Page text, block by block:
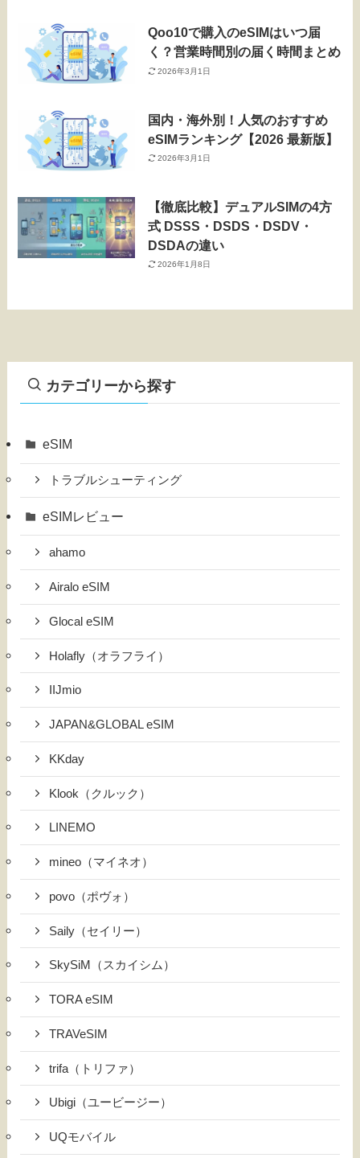
Qoo10で購入のeSIMはいつ届
く？営業時間別の届く時間まとめ
2026年3月1日
国内・海外別！人気のおすすめ
eSIMランキング【2026 最新版】
2026年3月1日
【徹底比較】デュアルSIMの4方
式 DSSS・DSDS・DSDV・
DSDAの違い
2026年1月8日
カテゴリーから探す
eSIM
トラブルシューティング
eSIMレビュー
ahamo
Airalo eSIM
Glocal eSIM
Holafly（オラフライ）
IIJmio
JAPAN&GLOBAL eSIM
KKday
Klook（クルック）
LINEMO
mineo（マイネオ）
povo（ポヴォ）
Saily（セイリー）
SkySiM（スカイシム）
TORA eSIM
TRAVeSIM
trifa（トリファ）
Ubigi（ユービージー）
UQモバイル